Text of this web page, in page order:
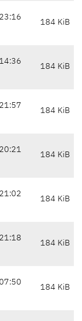
184 KiB
184 KiB
184 KiB
184 KiB
184 KiB
184 KiB
184 KiB